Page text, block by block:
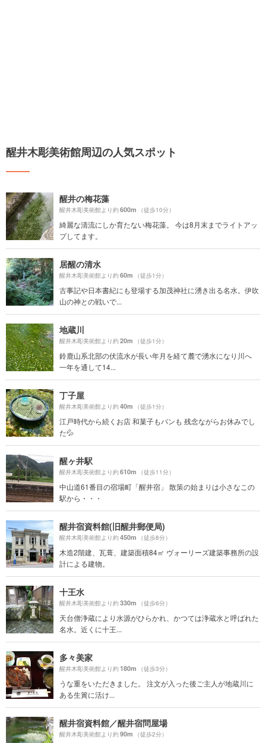
醒井木彫美術館周辺の人気スポット
醒井の梅花藻
醒井木彫美術館より約600m （徒歩10分）
綺麗な清流にしか育たない梅花藻。 今は8月末までライトアッ
プしてます。
居醒の清水
醒井木彫美術館より約60m （徒歩1分）
古事記や日本書紀にも登場する加茂神社に湧き出る名水。伊吹
山の神との戦いで...
地蔵川
醒井木彫美術館より約20m （徒歩1分）
鈴鹿山系北部の伏流水が長い年月を経て麓で湧水になり川へ
一年を通して14...
丁子屋
醒井木彫美術館より約40m （徒歩1分）
江戸時代から続くお店 和菓子もパンも 残念ながらお休みでし
た💦
醒ヶ井駅
醒井木彫美術館より約610m （徒歩11分）
中山道61番目の宿場町「醒井宿」 散策の始まりは小さなこの
駅から・・・
醒井宿資料館(旧醒井郵便局)
醒井木彫美術館より約450m （徒歩8分）
木造2階建、瓦葺、建築面積84㎡ ヴォーリーズ建築事務所の設
計による建物。
十王水
醒井木彫美術館より約330m （徒歩6分）
天台僧浄蔵により水源がひらかれ、かつては浄蔵水と呼ばれた
名水。近くに十王...
多々美家
醒井木彫美術館より約180m （徒歩3分）
うな重をいただきました。 注文が入った後ご主人が地蔵川に
ある生簀に活け...
醒井宿資料館／醒井宿問屋場
醒井木彫美術館より約90m （徒歩2分）